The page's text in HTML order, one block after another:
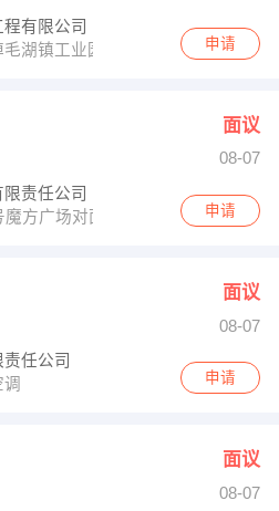
有限公司
湖镇工业园区
申请
面议
08-07
责任公司
方广场对面
申请
面议
08-07
任公司
申请
面议
08-07